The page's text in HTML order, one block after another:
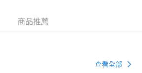
商品推薦
查看全部